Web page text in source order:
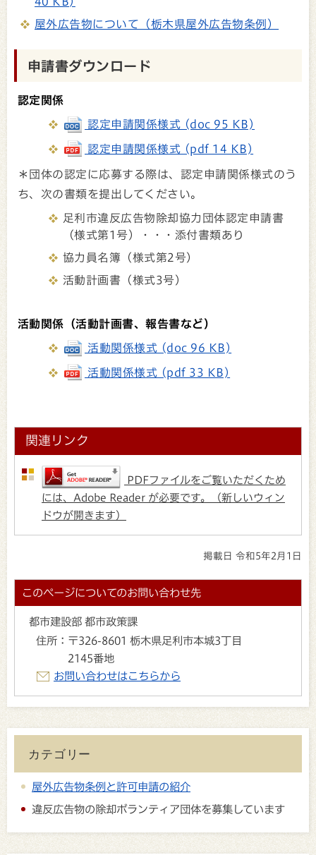
屋外広告物について（栃木県屋外広告物条例）
申請書ダウンロード
認定関係
認定申請関係様式 (doc 95 KB)
認定申請関係様式 (pdf 14 KB)
＊団体の認定に応募する際は、認定申請関係様式のう
ち、次の書類を提出してください。
足利市違反広告物除却協力団体認定申請書
（様式第1号）・・・添付書類あり
協力員名簿（様式第2号）
活動計画書（様式3号）
活動関係（活動計画書、報告書など）
活動関係様式 (doc 96 KB)
活動関係様式 (pdf 33 KB)
関連リンク
PDFファイルをご覧いただくため
には、Adobe Reader が必要です。（新しいウィン
ドウが開きます）
掲載日 令和5年2月1日
このページについてのお問い合わせ先
都市建設部 都市政策課
住所： 〒326-8601 栃木県足利市本城3丁目
2145番地
お問い合わせはこちらから
カテゴリー
屋外広告物条例と許可申請の紹介
違反広告物の除却ボランティア団体を募集しています